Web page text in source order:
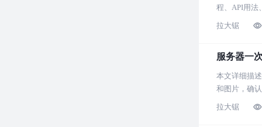
程、API用法
拉大锯
服务器一
本文详细描
和图片，确
系统维护具
拉大锯